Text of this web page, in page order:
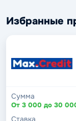
Избранные
Сумма
От 3 000 до 30
Ставка